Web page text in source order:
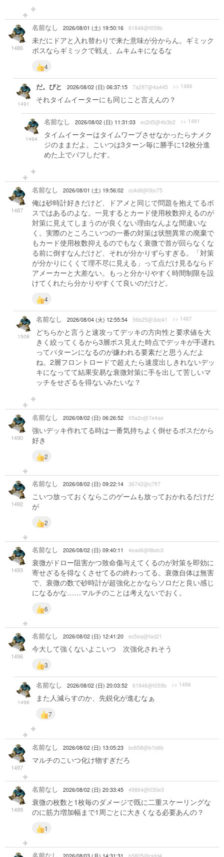
1486
名前なし 2026/08/01 (土) 19:50:16 61846@f059b
未だにドアと入れ替わりで来た意味が分からん。ギミック
ボスならギミックで戦え、ムキムキになるな
4
1491
だ。ぴと 2026/08/02 (日) 06:37:15 7a297@4a445 >> 1486
それタイムイーターにも同じこと言えんの？
1494
名前なし 2026/08/02 (日) 11:31:03 ec2d5@4b3b2 >> 1491
タイムイーターはタイムワープさせなかったらナメク
ジのままだよ。こいつは3ターン毎に勝手に12枚分進
めた上でバフしだす。
1487
名前なし 2026/08/01 (土) 19:56:02 cc4d8@0bc75
俺は砂時計好きだけど、ドアメと同じで問題を抱えてるボ
スではあるのよな。一見するとカード使用枚数抑えるのが
対策に見えてしまうのが良くない理由なんよな間違いな
く。実際のところこいつの一番の対策は状態異常の廃棄で
もカード使用枚数抑えるのでもなく衰微で首が回らなくな
る前に倒すなんだけど、それが分かりずらすぎる。「対策
が分かりにくくて理不尽に見える」って点だけ見るならド
アメーカーと大差ない。もっと分かりやすく時間制限を設
けてくれたら分かりやすくて良いのだけど。
4
1508
名前なし 2026/08/04 (火) 12:55:54 56b25@3dc41 >> 1487
どちらかと言うと速攻ってデッキの方向性と要求値を大
きく絞ってくるから3層ボス見えた時点でデッキが手遅れ
ってパターンになるのが嫌われる要素だと思うんだよ
ね。2層フロントロードで超えたら速度出しきれないデッ
キになってて結果安易な衰微対策に手を出して苦しいマ
ッチをせざるを得ないみたいな？
1490
名前なし 2026/08/02 (日) 06:26:52 05a2c@7e4ae
強いデッキ作れてる時は一番気持ちよく倒せるボスだから
好き
2
1492
名前なし 2026/08/02 (日) 09:22:14 36742@c7ff7
こいつ放っておくならこのゲームも放っておかれるだけだ
が
2
1493
名前なし 2026/08/02 (日) 09:40:11 4ead6@8bdc3
衰微がドロー阻害かつ致命傷与えてくるのが対策を即効に
寄せざるを得なくさせてるの終わってる。衰微自体は無害
で、衰微の数で砂時計が超強化とかならソロだと良い感じ
になるかな……マルチのことは考えないでおく。
6
1496
名前なし 2026/08/02 (日) 12:41:20 ec5ea@fad21
今大して強くないよこいつ 次強化されそう
3
1498
名前なし 2026/08/02 (日) 20:03:52 61846@f059b >> 1496
また人減らすのか、先鋭化が進むなぁ
7
1497
名前なし 2026/08/02 (日) 13:05:23 bc658@b1b6b
マルチのこいつ化け物すぎだろ
1499
名前なし 2026/08/02 (日) 20:33:45 49864@030e3
衰微の枚数と1枚毎のダメージで既に二重スケーリングな
のに筋力増加幅まで1周ごとに大きくなる必要あんの？
1